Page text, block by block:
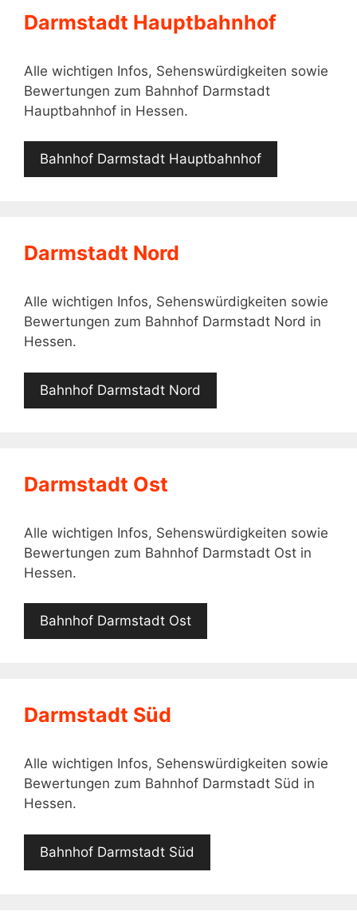
Darmstadt Hauptbahnhof
Alle wichtigen Infos, Sehenswürdigkeiten sowie
Bewertungen zum Bahnhof Darmstadt
Hauptbahnhof in Hessen.
Bahnhof Darmstadt Hauptbahnhof
Darmstadt Nord
Alle wichtigen Infos, Sehenswürdigkeiten sowie
Bewertungen zum Bahnhof Darmstadt Nord in
Hessen.
Bahnhof Darmstadt Nord
Darmstadt Ost
Alle wichtigen Infos, Sehenswürdigkeiten sowie
Bewertungen zum Bahnhof Darmstadt Ost in
Hessen.
Bahnhof Darmstadt Ost
Darmstadt Süd
Alle wichtigen Infos, Sehenswürdigkeiten sowie
Bewertungen zum Bahnhof Darmstadt Süd in
Hessen.
Bahnhof Darmstadt Süd